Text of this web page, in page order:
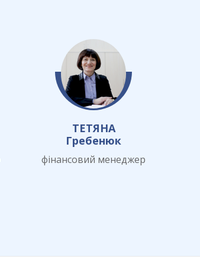
ТЕТЯНА
Гребенюк
фінансовий менеджер